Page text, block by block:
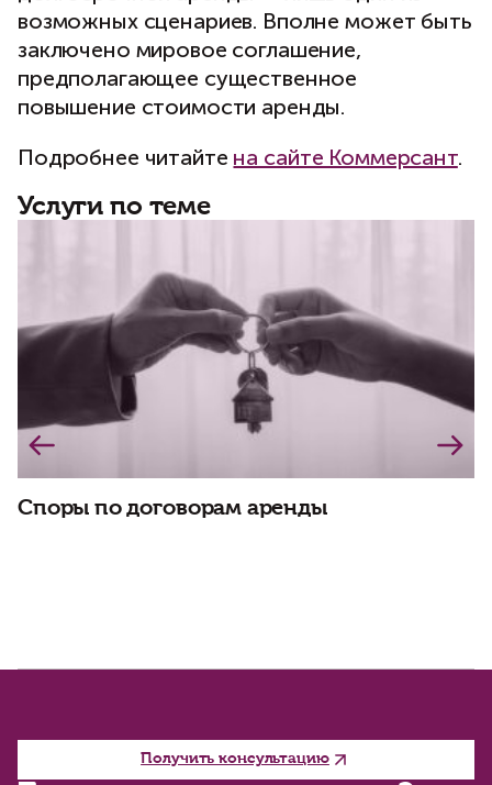
возможных сценариев. Вполне может быть
заключено мировое соглашение,
предполагающее существенное
повышение стоимости аренды.
Подробнее читайте на сайте Коммерсант.
Услуги по теме
Споры по договорам аренды
Получить консультацию